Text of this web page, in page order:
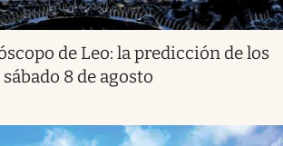
de Leo: la predicción de los
8 de agosto